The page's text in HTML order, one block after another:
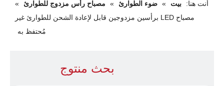
أنت هنا: بيت » ضوء الطوارئ » مصباح رأس مزدوج للطوارئ
»
مصباح LED برأسين مزدوجين قابل لإعادة الشحن للطوارئ غير
مُحتفظ به
بحث منتوج